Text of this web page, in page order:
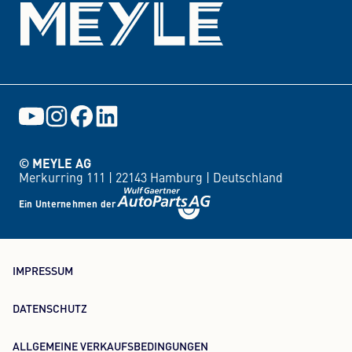
© MEYLE AG
Merkurring 111 | 22143 Hamburg | Deutschland
Ein Unternehmen der
IMPRESSUM
DATENSCHUTZ
ALLGEMEINE VERKAUFSBEDINGUNGEN